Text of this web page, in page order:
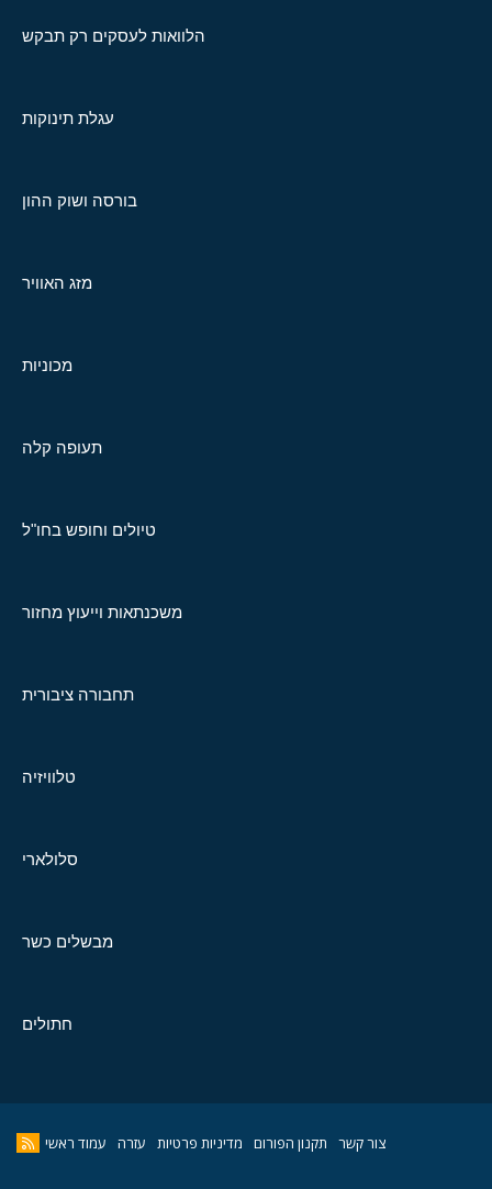
הלוואות לעסקים רק תבקש
עגלת תינוקות
בורסה ושוק ההון
מזג האוויר
מכוניות
תעופה קלה
טיולים וחופש בחו"ל
משכנתאות וייעוץ מחזור
תחבורה ציבורית
טלוויזיה
סלולארי
מבשלים כשר
חתולים
צור קשר תקנון הפורום מדיניות פרטיות עזרה עמוד ראשי